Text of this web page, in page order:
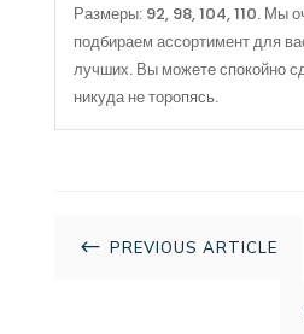
Размеры: 92, 98, 104, 110. Мы
подбираем ассортимент для
лучших. Вы можете спокойно
никуда не торопясь.
# PREVIOUS ARTICLE